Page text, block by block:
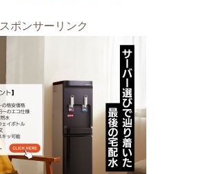
スポンサーリンク